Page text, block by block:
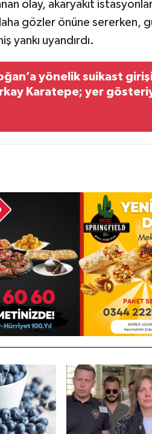
olay, akaryakıt
gözler önüne sererken,
yankı uyandırdı.
yönelik suikast
Karatepe; yer